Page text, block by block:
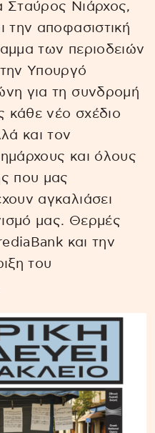
Σταύρος Νιάρχος,
την αποφασιστική
των περιοδειών
Υπουργό
για τη συνδρομή
κάθε νέο σχέδιο
και τον
και όλους
που μας
αγκαλιάσει
μας. Θερμές
και την
του